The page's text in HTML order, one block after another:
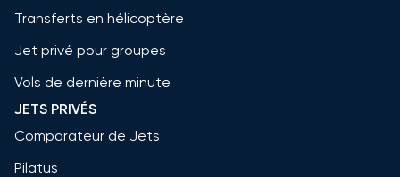
Transferts en hélicoptère
Jet privé pour groupes
Vols de dernière minute
JETS PRIVÉS
Comparateur de Jets
Pilatus